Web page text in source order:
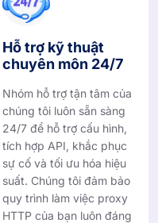
Hỗ trợ kỹ thuật
chuyên môn 24/7
Nhóm hỗ trợ tận tâm của
chúng tôi luôn sẵn sàng
24/7 để hỗ trợ cấu hình,
tích hợp API, khắc phục
sự cố và tối ưu hóa hiệu
suất. Chúng tôi đảm bảo
quy trình làm việc proxy
HTTP của bạn luôn đáng